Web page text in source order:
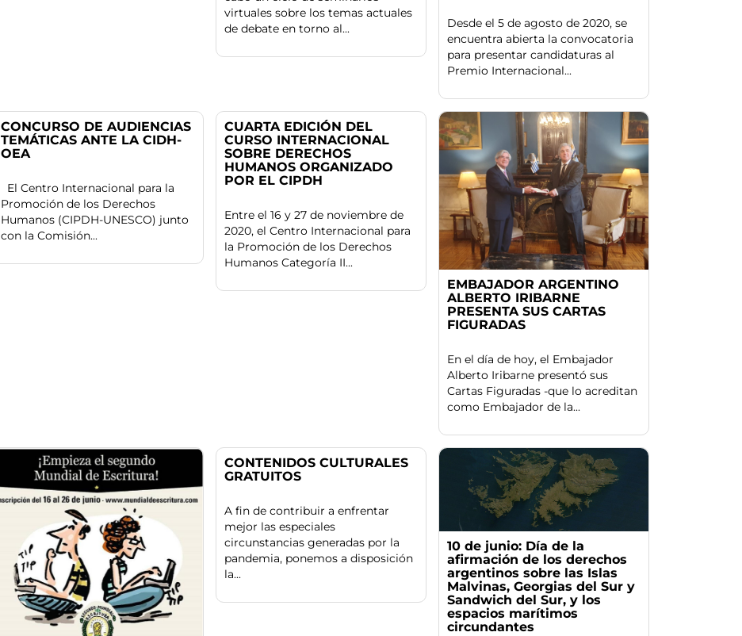
virtuales sobre los temas actuales
de debate en torno al...
Desde el 5 de agosto de 2020, se
encuentra abierta la convocatoria
para presentar candidaturas al
Premio Internacional...
CONCURSO DE AUDIENCIAS
TEMÁTICAS ANTE LA CIDH-
OEA
El Centro Internacional para la
Promoción de los Derechos
Humanos (CIPDH-UNESCO) junto
con la Comisión...
CUARTA EDICIÓN DEL
CURSO INTERNACIONAL
SOBRE DERECHOS
HUMANOS ORGANIZADO
POR EL CIPDH
Entre el 16 y 27 de noviembre de
2020, el Centro Internacional para
la Promoción de los Derechos
Humanos Categoría II...
EMBAJADOR ARGENTINO
ALBERTO IRIBARNE
PRESENTA SUS CARTAS
FIGURADAS
En el día de hoy, el Embajador
Alberto Iribarne presentó sus
Cartas Figuradas -que lo acreditan
como Embajador de la...
CONTENIDOS CULTURALES
GRATUITOS
A fin de contribuir a enfrentar
mejor las especiales
circunstancias generadas por la
pandemia, ponemos a disposición
la...
10 de junio: Día de la
afirmación de los derechos
argentinos sobre las Islas
Malvinas, Georgias del Sur y
Sandwich del Sur, y los
espacios marítimos
circundantes